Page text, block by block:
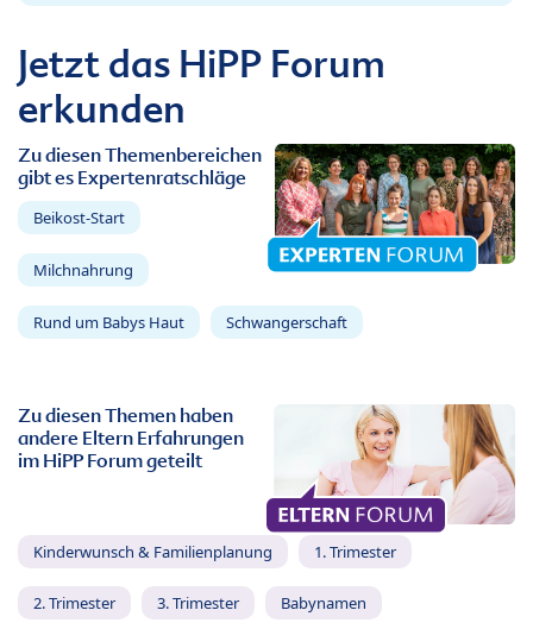
Jetzt das HiPP Forum
erkunden
Zu diesen Themenbereichen
gibt es Expertenratschläge
Beikost-Start
Milchnahrung
Rund um Babys Haut Schwangerschaft
Zu diesen Themen haben
andere Eltern Erfahrungen
im HiPP Forum geteilt
Kinderwunsch & Familienplanung 1. Trimester
2. Trimester 3. Trimester Babynamen